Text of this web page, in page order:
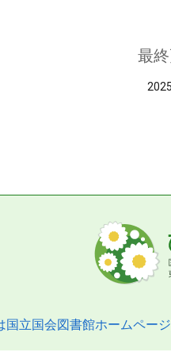
最
国立国会図書館ホームページ